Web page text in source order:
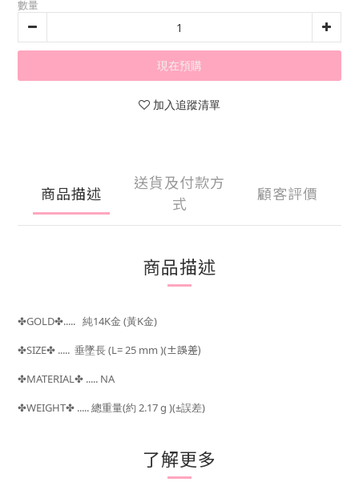
數量
現在預購
加入追蹤清單
商品描述
送貨及付款方
式
顧客評價
商品描述
✤GOLD✤..... 純14K金 (黃K金)
✤SIZE✤ ..... 垂墜長(L= 25 mm )(±誤差)
✤MATERIAL✤ ..... NA
✤WEIGHT✤ .....總重量(約 2.17 g )(±誤差)
了解更多